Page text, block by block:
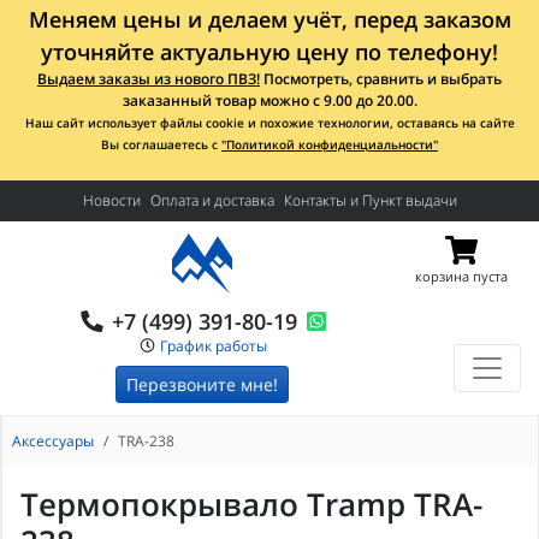
Меняем цены и делаем учёт, перед заказом
уточняйте актуальную цену по телефону!
Выдаем заказы из нового ПВЗ! Посмотреть, сравнить и выбрать
заказанный товар можно с 9.00 до 20.00.
Наш сайт использует файлы cookie и похожие технологии, оставаясь на сайте
Вы соглашаетесь с "Политикой конфиденциальности"
Новости Оплата и доставка Контакты и Пункт выдачи
+7 (499) 391-80-19
График работы
Перезвоните мне!
корзина пуста
Аксессуары TRA-238
Термопокрывало Tramp TRA-